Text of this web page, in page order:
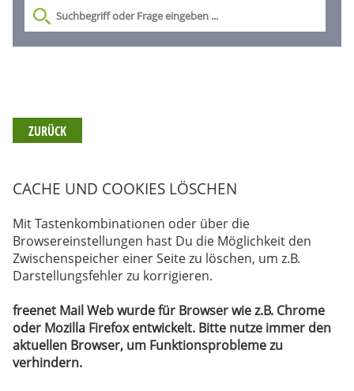
ZURÜCK
CACHE UND COOKIES LÖSCHEN
Mit Tastenkombinationen oder über die
Browsereinstellungen hast Du die Möglichkeit den
Zwischenspeicher einer Seite zu löschen, um z.B.
Darstellungsfehler zu korrigieren.
freenet Mail Web wurde für Browser wie z.B. Chrome
oder Mozilla Firefox entwickelt. Bitte nutze immer den
aktuellen Browser, um Funktionsprobleme zu
verhindern.